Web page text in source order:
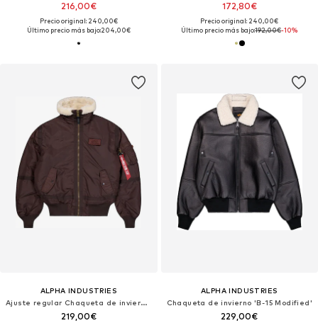
216,00€
Precio original: 240,00€
Último precio más bajo:204,00€
172,80€
Precio original: 240,00€
Último precio más bajo:192,00€-10%
ALPHA INDUSTRIES
Ajuste regular Chaqueta de invierno 'B-15 3 TT'
219,00€
ALPHA INDUSTRIES
Chaqueta de invierno 'B-15 Modified'
229,00€